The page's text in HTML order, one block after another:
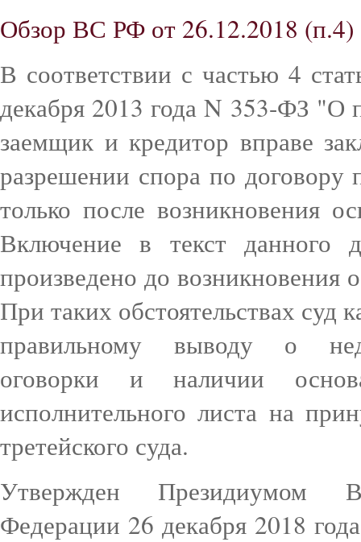
Обзор ВС РФ от 26.12.2018 (п.4)
В соответствии с частью 4
декабря 2013 года N 353-ФЗ "О
заемщик и кредитор вправе
разрешении спора по договору
только после возникновения
Включение в текст данного
произведено до возникновения
При таких обстоятельствах
правильному выводу о
оговорки и наличии
исполнительного листа на
третейского суда.
Утвержден Президиумом
Федерации 26 декабря 2018 года